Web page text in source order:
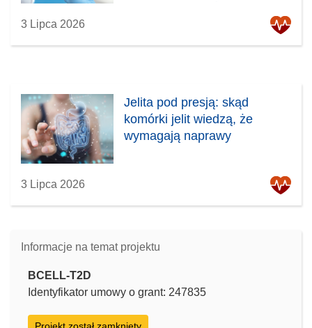
3 Lipca 2026
Jelita pod presją: skąd
komórki jelit wiedzą, że
wymagają naprawy
3 Lipca 2026
Informacje na temat projektu
BCELL-T2D
Identyfikator umowy o grant: 247835